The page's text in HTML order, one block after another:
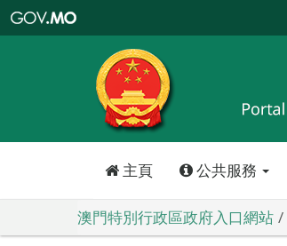
特
政
區
政
口
主頁 公共服務
澳門特別行政區政府入口網站